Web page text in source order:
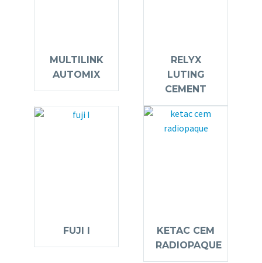
MULTILINK
AUTOMIX
RELYX
LUTING
CEMENT
FUJI I
KETAC CEM
RADIOPAQUE